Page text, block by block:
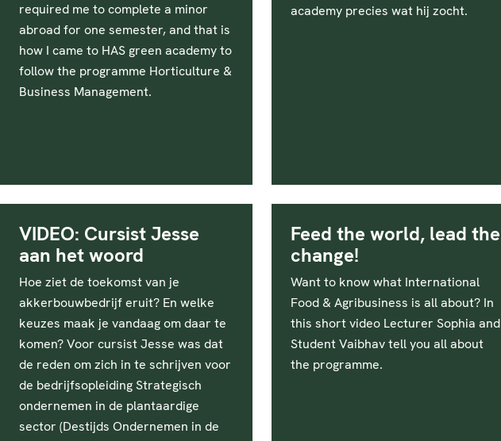
required me to complete a minor
abroad for one semester, and that is
how I came to HAS green academy to
follow the programme Horticulture &
Business Management.
academy precies wat hij zocht.
VIDEO: Cursist Jesse
aan het woord
Hoe ziet de toekomst van je
akkerbouwbedrijf eruit? En welke
keuzes maak je vandaag om daar te
komen? Voor cursist Jesse was dat
de reden om zich in te schrijven voor
de bedrijfsopleiding Strategisch
ondernemen in de plantaardige
sector (Destijds Ondernemen in de
Feed the world, lead the
change!
Want to know what International
Food & Agribusiness is all about? In
this short video Lecturer Sophia and
Student Vaibhav tell you all about
the programme.